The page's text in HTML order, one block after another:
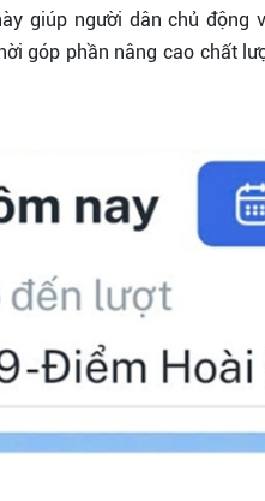
giúp người dân chủ động
góp phần nâng cao chất